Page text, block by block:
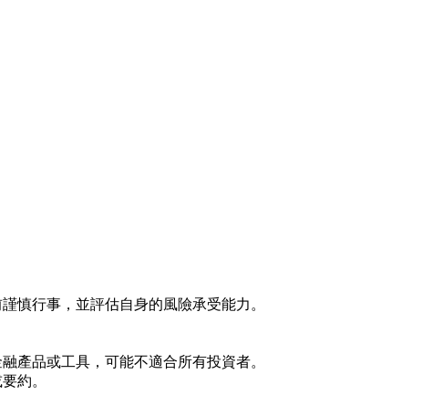
慎行事，並評估自身的風險承受能力。
產品或工具，可能不適合所有投資者。
約。